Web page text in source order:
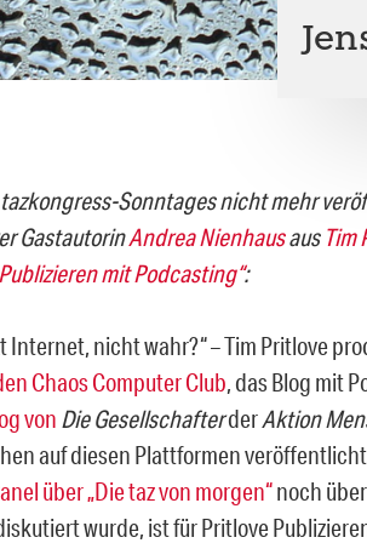
tazkongress-Sonntages nicht mehr
GastautorinAndrea Nienhausaus Tim
mit Podcasting“:
Internet, nicht wahr?“ – Tim Pritlove
Chaos Computer Club, das Blog mit
von Die GesellschafterderAktion
auf diesen Plattformen
über „Die taz von morgen“noch
wurde, ist für Pritlove